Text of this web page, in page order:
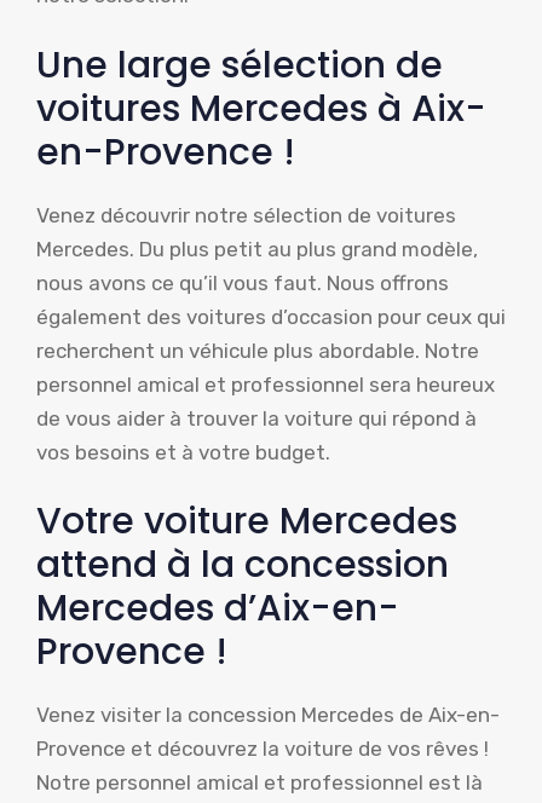
Une large sélection de
voitures Mercedes à Aix-
en-Provence !
Venez découvrir notre sélection de voitures
Mercedes. Du plus petit au plus grand modèle,
nous avons ce qu’il vous faut. Nous offrons
également des voitures d’occasion pour ceux qui
recherchent un véhicule plus abordable. Notre
personnel amical et professionnel sera heureux
de vous aider à trouver la voiture qui répond à
vos besoins et à votre budget.
Votre voiture Mercedes
attend à la concession
Mercedes d’Aix-en-
Provence !
Venez visiter la concession Mercedes de Aix-en-
Provence et découvrez la voiture de vos rêves !
Notre personnel amical et professionnel est là